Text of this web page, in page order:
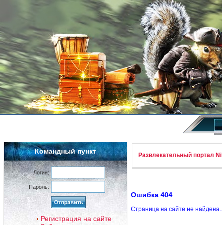
Командный пункт
Логин:
Пароль:
Регистрация на сайте
Развлекательный портал
Ошибка 404
Страница на сайте не